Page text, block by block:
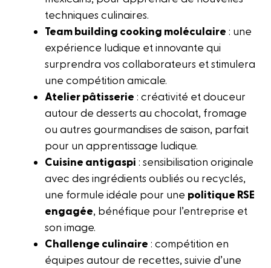
techniques culinaires.
Team building cooking moléculaire : une
expérience ludique et innovante qui
surprendra vos collaborateurs et stimulera
une compétition amicale.
Atelier pâtisserie : créativité et douceur
autour de desserts au chocolat, fromage
ou autres gourmandises de saison, parfait
pour un apprentissage ludique.
Cuisine antigaspi : sensibilisation originale
avec des ingrédients oubliés ou recyclés,
une formule idéale pour une politique RSE
engagée, bénéfique pour l’entreprise et
son image.
Challenge culinaire : compétition en
équipes autour de recettes, suivie d’une